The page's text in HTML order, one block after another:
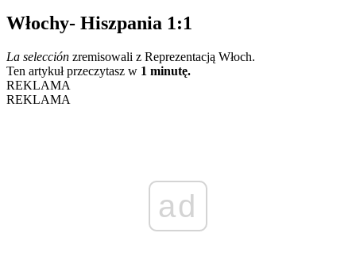
Włochy- Hiszpania 1:1
La selección zremisowali z Reprezentacją Włoch.
Ten artykuł przeczytasz w 1 minutę.
REKLAMA
REKLAMA
ad